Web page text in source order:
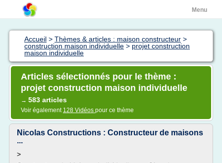
Menu
Accueil > Thèmes & articles : maison constructeur >
construction maison individuelle > projet construction
maison individuelle
Articles sélectionnés pour le thème :
projet construction maison individuelle
→ 583 articles
Voir également 128 Vidéos pour ce thème
Nicolas Constructions : Constructeur de maisons
...
>